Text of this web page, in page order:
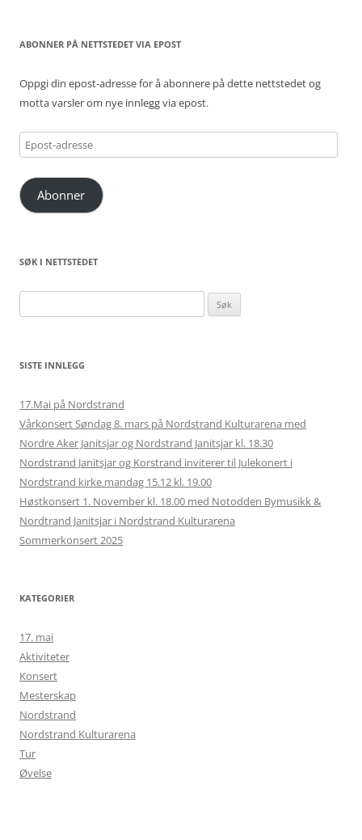
ABONNER PÅ NETTSTEDET VIA EPOST
Oppgi din epost-adresse for å abonnere på dette nettstedet og
motta varsler om nye innlegg via epost.
Epost-
adresse
Abonner
SØK I NETTSTEDET
etter:
SISTE INNLEGG
17.Mai på Nordstrand
Vårkonsert Søndag 8. mars på Nordstrand Kulturarena med
Nordre Aker Janitsjar og Nordstrand Janitsjar kl. 18.30
Nordstrand Janitsjar og Korstrand inviterer til Julekonert i
Nordstrand kirke mandag 15.12 kl. 19.00
Høstkonsert 1. November kl. 18.00 med Notodden Bymusikk &
Nordtrand Janitsjar i Nordstrand Kulturarena
Sommerkonsert 2025
KATEGORIER
17. mai
Aktiviteter
Konsert
Mesterskap
Nordstrand
Nordstrand Kulturarena
Tur
Øvelse